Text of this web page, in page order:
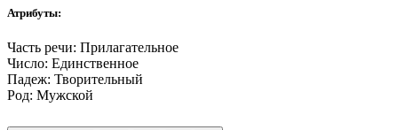
Атрибуты:
Часть речи: Прилагательное
Число: Единственное
Падеж: Творительный
Род: Мужской